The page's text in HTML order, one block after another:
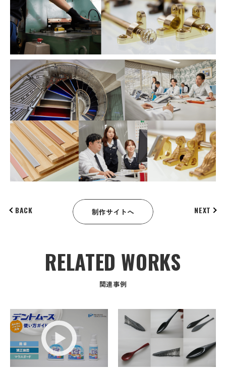
BACK 制作サイトへ NEXT
RELATED WORKS
関連事例